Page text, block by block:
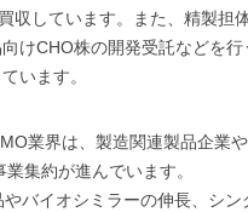
収しています。また、精製担
けCHO株の開発受託などを
います。
業界は、製造関連製品企業
集約が進んでいます。
バイオシミラーの伸長、シン